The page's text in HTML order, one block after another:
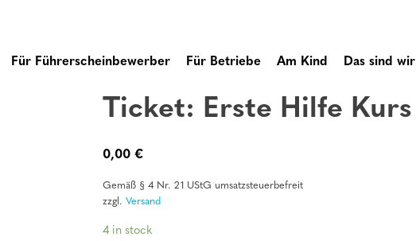
Für Führerscheinbewerber Für Betriebe Am Kind Das sind wir
Ticket: Erste Hilfe Kurs
0,00 €
Gemäß § 4 Nr. 21 UStG umsatzsteuerbefreit
zzgl. Versand
4 in stock